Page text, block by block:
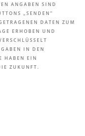
ANGABEN SIND
„SENDEN“
DATEN ZUM
ERHOBEN UND
IN DEN
HABEN EIN
ZUKUNFT.